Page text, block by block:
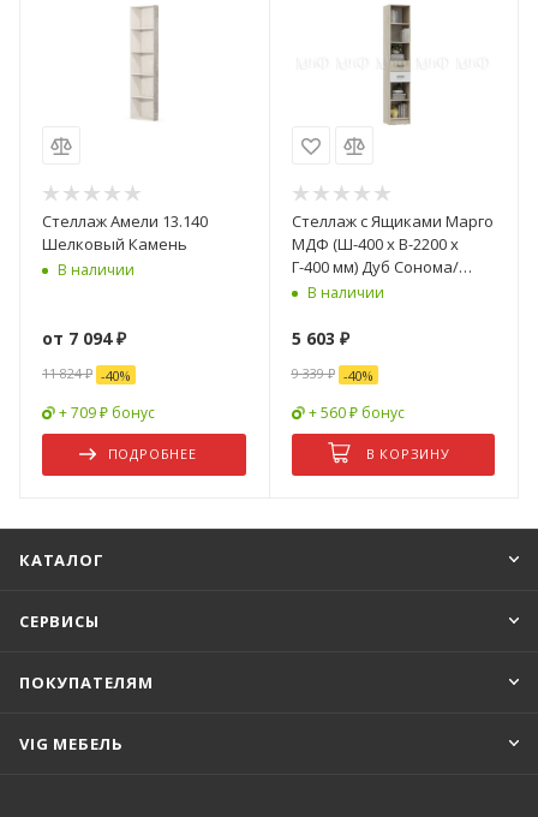
Стеллаж Амели 13.140
Шелковый Камень
В наличии
от 7 094 ₽
11 824 ₽ -40%
+ 709 ₽ бонус
ПОДРОБНЕЕ
Стеллаж с Ящиками Марго
МДФ (Ш-400 x В-2200 x
Г-400 мм) Дуб Сонома/
Белый Глянец
В наличии
5 603 ₽
9 339₽ -40%
+ 560 ₽ бонус
В КОРЗИНУ
КАТАЛОГ
СЕРВИСЫ
ПОКУПАТЕЛЯМ
VIG МЕБЕЛЬ